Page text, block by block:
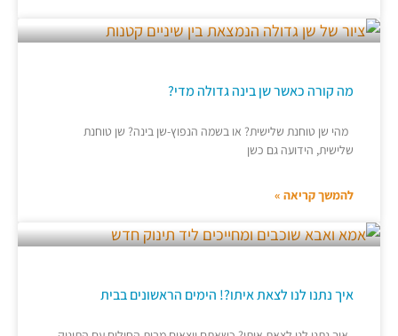
מה קורה כאשר שן בינה גדולה מדי?
מהי שן טוחנת שלישית? או בשמה הנפוץ-שן בינה? שן טוחנת
שלישית, הידועה גם כשן
להמשך קריאה »
איך נתנו לנו לצאת איתו?! הימים הראשונים בבית